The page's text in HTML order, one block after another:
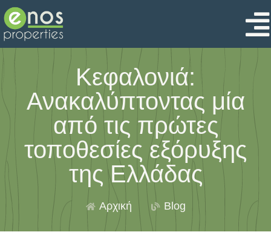
Κεφαλονιά:
Ανακαλύπτοντας μία
από τις πρώτες
τοποθεσίες εξόρυξης
της Ελλάδας
Αρχική Blog